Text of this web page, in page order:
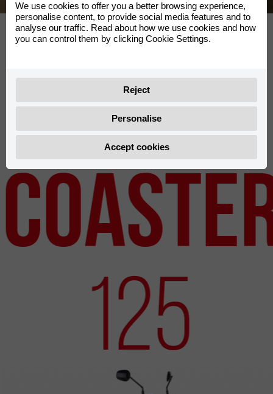
Travel
Neue Modelle
125
We use cookies to offer you a better browsing experience,
personalise content, to provide social media features and to
analyse our traffic. Read about how we use cookies and how
you can control them by clicking Cookie Settings.
Reject
Personalise
Accept cookies